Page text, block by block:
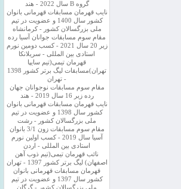
گروه B سال 2022 - هند
نایب قهرمان مسابقات قهرمانی بانوان
کشور سال 1400 و عضویت در تیم
ملی بزرگسالان کشور - کرمانشاه
مقام سوم مسابقات جوانان آسیا رده
زیر 20 سال 2021 - کسب دومین نورم
استادی بین المللی - سریلانکا
قهرمان تیمی(تیم سایپا
تهران)مسابقات لیگ برتر کشور 1398
- تهران
مقام سوم مسابقات نوجوانان جهان
رده زیر 16 سال 2019 - هند
نایب قهرمان مسابقات قهرمانی بانوان
کشور سال 1398 و عضویت در تیم
ملی بزرگسالان کشور - رشت
مقام سوم مسابقات زون 3/1 بانوان
آسیا سال 2019 - کسب اولین نورم
استادی بین المللی - اردن
نائب قهرمان تیمی(تیم ذوب آهن
اصفهان) لیگ برتر کشور 1397 - تهران
قهرمان مسابقات قهرمانی بانوان
کشور سال 1397 و عضویت در تیم
ملی بزرگسالان کشور - گرگان